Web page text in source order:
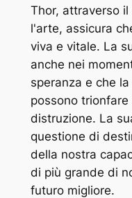
Thor, attraverso
l'arte, assicura
viva e vitale. La
anche nei
speranza e che
possono
distruzione. La
questione di
della nostra
di più grande di
futuro migliore.